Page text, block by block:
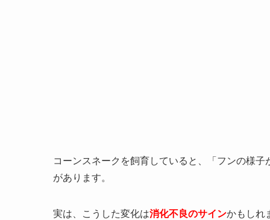
コーンスネークを飼育していると、「フンの様
があります。
実は、こうした変化は消化不良のサインかもしれ